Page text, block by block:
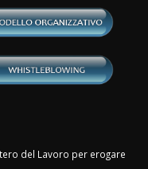
del Lavoro per erogare